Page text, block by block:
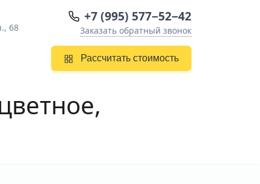
68
+7 (995) 577−52−42
Заказать обратный звонок
Рассчитать стоимость